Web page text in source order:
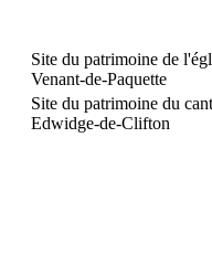
Site du patrimoine de
Venant-de-Paquette
Site du patrimoine du
Edwidge-de-Clifton